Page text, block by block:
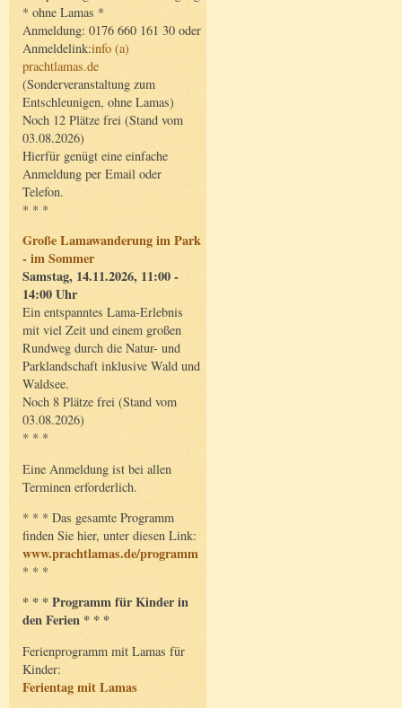
* ohne Lamas *
Anmeldung: 0176 660 161 30 oder
Anmeldelink:info (a)
prachtlamas.de
(Sonderveranstaltung zum
Entschleunigen, ohne Lamas)
Noch 12 Plätze frei (Stand vom
03.08.2026)
Hierfür genügt eine einfache
Anmeldung per Email oder
Telefon.
* * *
Große Lamawanderung im Park
- im Sommer
Samstag, 14.11.2026, 11:00 -
14:00 Uhr
Ein entspanntes Lama-Erlebnis
mit viel Zeit und einem großen
Rundweg durch die Natur- und
Parklandschaft inklusive Wald und
Waldsee.
Noch 8 Plätze frei (Stand vom
03.08.2026)
* * *
Eine Anmeldung ist bei allen
Terminen erforderlich.
* * * Das gesamte Programm
finden Sie hier, unter diesen Link:
www.prachtlamas.de/programm
* * *
* * * Programm für Kinder in
den Ferien * * *
Ferienprogramm mit Lamas für
Kinder:
Ferientag mit Lamas